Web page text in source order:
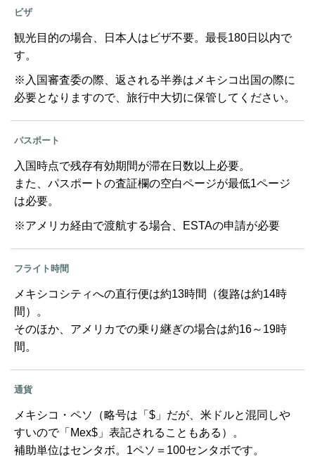
ビザ
観光目的の場合、日本人はビザ不要。最長180日以内で
す。
※入国審査委の際、返される半券はメキシコ出国の際に
必要となりますので、旅行中大切に保管してください。
パスポート
入国時点で残存有効期間が滞在日数以上必要。
また、パスポートの査証欄の空白ページが最低1ページ
は必要。
※アメリカ経由で渡航する場合、ESTAの申請が必要
フライト時間
メキシコシティへの直行便は約13時間（復路は約14時
間）。
そのほか、アメリカでの乗り継ぎの場合は約16～19時
間。
通貨
メキシコ・ペソ（略号は「$」だが、米ドルと混同しや
すいので「Mex$」表記されることもある）。
補助単位はセンタボ。1ペソ＝100センタボです。